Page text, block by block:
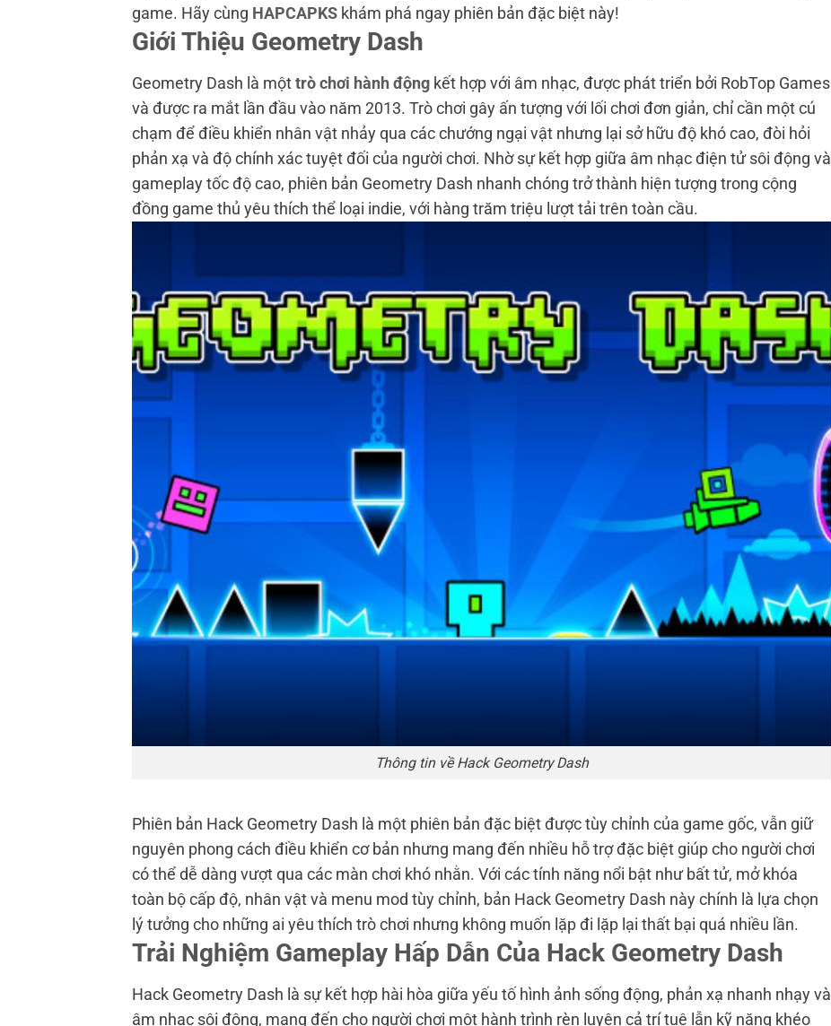
game. Hãy cùng HAPCAPKS khám phá ngay phiên bản đặc biệt này!
Giới Thiệu Geometry Dash
Geometry Dash là một trò chơi hành động kết hợp với âm nhạc, được phát triển bởi RobTop Games
và được ra mắt lần đầu vào năm 2013. Trò chơi gây ấn tượng với lối chơi đơn giản, chỉ cần một cú
chạm để điều khiển nhân vật nhảy qua các chướng ngại vật nhưng lại sở hữu độ khó cao, đòi hỏi
phản xạ và độ chính xác tuyệt đối của người chơi. Nhờ sự kết hợp giữa âm nhạc điện tử sôi động và
gameplay tốc độ cao, phiên bản Geometry Dash nhanh chóng trở thành hiện tượng trong cộng
đồng game thủ yêu thích thể loại indie, với hàng trăm triệu lượt tải trên toàn cầu.
Thông tin về Hack Geometry Dash
Phiên bản Hack Geometry Dash là một phiên bản đặc biệt được tùy chỉnh của game gốc, vẫn giữ
nguyên phong cách điều khiển cơ bản nhưng mang đến nhiều hỗ trợ đặc biệt giúp cho người chơi
có thể dễ dàng vượt qua các màn chơi khó nhằn. Với các tính năng nổi bật như bất tử, mở khóa
toàn bộ cấp độ, nhân vật và menu mod tùy chỉnh, bản Hack Geometry Dash này chính là lựa chọn
lý tưởng cho những ai yêu thích trò chơi nhưng không muốn lặp đi lặp lại thất bại quá nhiều lần.
Trải Nghiệm Gameplay Hấp Dẫn Của Hack Geometry Dash
Hack Geometry Dash là sự kết hợp hài hòa giữa yếu tố hình ảnh sống động, phản xạ nhanh nhạy và
âm nhạc sôi động, mang đến cho người chơi một hành trình rèn luyện cả trí tuệ lẫn kỹ năng khéo